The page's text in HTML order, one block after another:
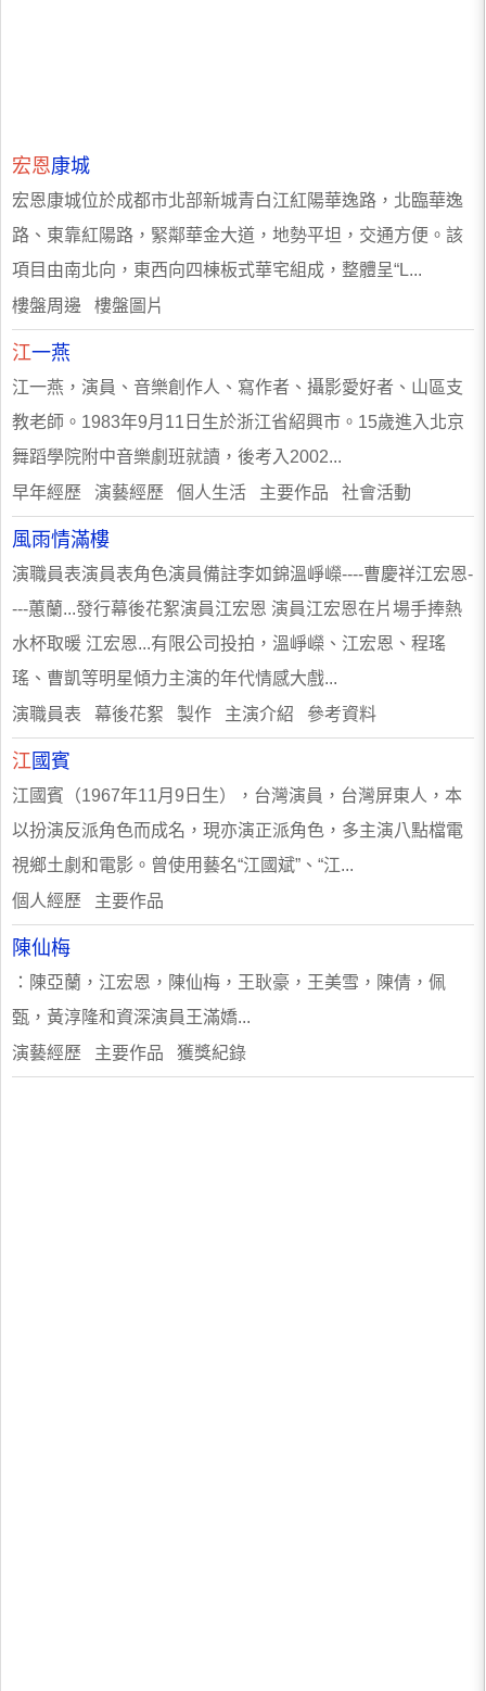
宏恩康城
宏恩康城位於成都市北部新城青白江紅陽華逸路，北臨華逸
路、東靠紅陽路，緊鄰華金大道，地勢平坦，交通方便。該
項目由南北向，東西向四棟板式華宅組成，整體呈“L...
樓盤周邊 樓盤圖片
江一燕
江一燕，演員、音樂創作人、寫作者、攝影愛好者、山區支
教老師。1983年9月11日生於浙江省紹興市。15歲進入北京
舞蹈學院附中音樂劇班就讀，後考入2002...
早年經歷 演藝經歷 個人生活 主要作品 社會活動
風雨情滿樓
演職員表演員表角色演員備註李如錦溫崢嶸----曹慶祥江宏恩-
---蕙蘭...發行幕後花絮演員江宏恩 演員江宏恩在片場手捧熱
水杯取暖 江宏恩...有限公司投拍，溫崢嶸、江宏恩、程瑤
瑤、曹凱等明星傾力主演的年代情感大戲...
演職員表 幕後花絮 製作 主演介紹 參考資料
江國賓
江國賓（1967年11月9日生），台灣演員，台灣屏東人，本
以扮演反派角色而成名，現亦演正派角色，多主演八點檔電
視鄉土劇和電影。曾使用藝名“江國斌”、“江...
個人經歷 主要作品
陳仙梅
：陳亞蘭，江宏恩，陳仙梅，王耿豪，王美雪，陳倩，佩
甄，黃淳隆和資深演員王滿嬌...
演藝經歷 主要作品 獲獎紀錄